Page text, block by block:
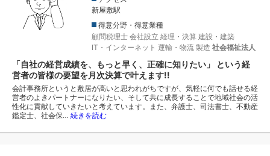
新屋敷駅
得意分野・得意業種
顧問税理士 会社設立 経理・決算 建設・建築
IT・インターネット 運輸・物流 製造 社会福祉法人
「自社の経営成績を、もっと早く、正確に知りたい」 という経
営者の皆様の要望を月次決算で叶えます!!
会計事務所というと敷居が高いと思われがちですが、気軽に何でも話せる経
営者のよきパートナーになりたい、そして共に成長することで地域社会の活
性化に貢献していきたいと考えています。また、弁護士、司法書士、不動産
鑑定士、社会保… 続きを読む